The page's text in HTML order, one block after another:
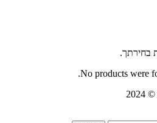
בחירתך.
No products were